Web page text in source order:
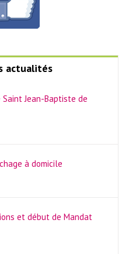
actualités
Saint Jean-Baptiste de
à domicile
et début de Mandat